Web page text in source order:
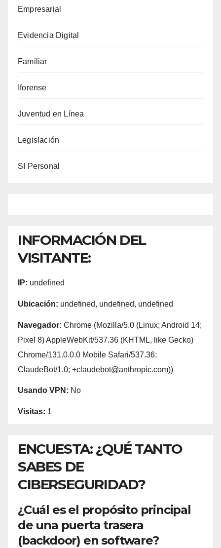
Empresarial
Evidencia Digital
Familiar
Iforense
Juventud en Línea
Legislación
SI Personal
INFORMACIÓN DEL
VISITANTE:
IP: undefined
Ubicación: undefined, undefined, undefined
Navegador: Chrome (Mozilla/5.0 (Linux; Android 14;
Pixel 8) AppleWebKit/537.36 (KHTML, like Gecko)
Chrome/131.0.0.0 Mobile Safari/537.36;
ClaudeBot/1.0; +claudebot@anthropic.com))
Usando VPN: No
Visitas: 1
ENCUESTA: ¿QUÉ TANTO
SABES DE
CIBERSEGURIDAD?
¿Cuál es el propósito principal
de una puerta trasera
(backdoor) en software?